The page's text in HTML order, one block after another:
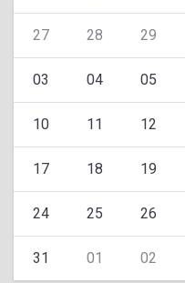
27 28 29
03 04 05
10 11 12
17 18 19
24 25 26
31 01 02